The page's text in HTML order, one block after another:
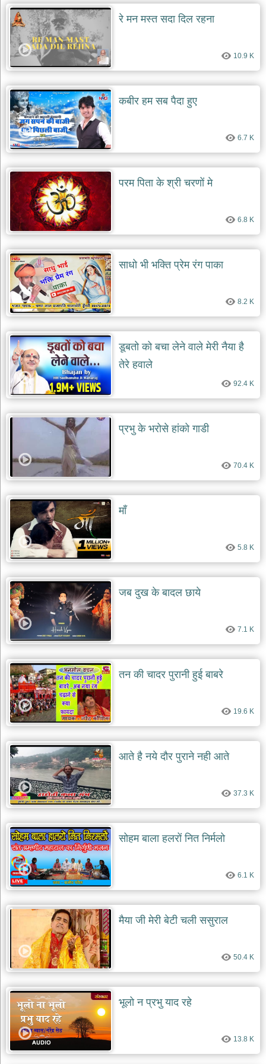
रे मन मस्त सदा दिल रहना
10.9 K
कबीर हम सब पैदा हुए
6.7 K
परम पिता के श्री चरणों मे
6.8 K
साधो भी भक्ति प्रेम रंग पाका
8.2 K
डूबतो को बचा लेने वाले मेरी नैया है
तेरे हवाले
92.4 K
प्रभु के भरोसे हांको गाडी
70.4 K
माँ
5.8 K
जब दुख के बादल छाये
7.1 K
तन की चादर पुरानी हुई बाबरे
19.6 K
आते है नये दौर पुराने नही आते
37.3 K
सोहम बाला हलरों नित निर्मलो
6.1 K
मैया जी मेरी बेटी चली ससुराल
50.4 K
भूलो न प्रभु याद रहे
13.8 K